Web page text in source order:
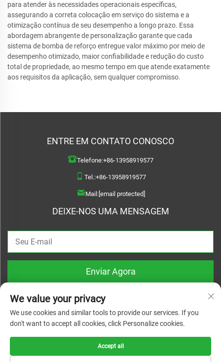
para atender às necessidades operacionais específicas,
assegurando a correta colocação em serviço do sistema e a
otimização contínua de seu desempenho a longo prazo. Essa
abordagem abrangente de personalização garante que cada
sistema de bomba de reforço entregue valor máximo por meio de
desempenho otimizado, maior confiabilidade e redução do custo
total de propriedade, ao mesmo tempo em que atende exatamente
aos requisitos da aplicação, sem qualquer compromisso.
ENTRE EM CONTATO CONOSCO
Telefone:+86-13958919577
Tel.:+86-13958919577
Mail:[email protected]
DEIXE-NOS UMA MENSAGEM
Enviar Agora
Política de Privacidade
We value your privacy
We use cookies and similar tools to provide our services. If you
don't want to accept all cookies, click Personalize cookies.
Accept all